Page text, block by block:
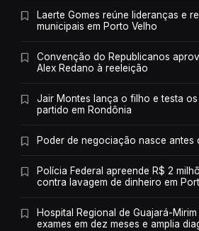
Laerte Gomes reúne lideranças e
municipais em Porto Velho
Convenção do Republicanos
Alex Redano à reeleição
Jair Montes lança o filho e testa
partido em Rondônia
Poder de negociação nasce antes
Polícia Federal apreende R$ 2
contra lavagem de dinheiro em
Hospital Regional de Guajará-
exames em dez meses e amplia